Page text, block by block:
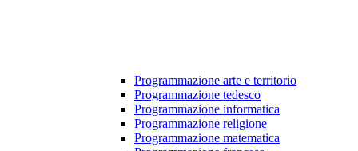
Programmazione arte e territorio
Programmazione tedesco
Programmazione informatica
Programmazione religione
Programmazione matematica